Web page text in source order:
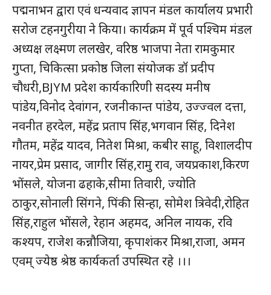
हमसे जुड़े
SUBSCRIBE NOW
क्विक लिंक्स
मुख्य पेज
पद्मनाभन द्वारा एवं धन्यवाद ज्ञापन मंडल कार्यालय प्रभारी
सरोज टहनगुरीया ने किया। कार्यक्रम में पूर्व पश्चिम मंडल
अध्यक्ष लक्ष्मण ललखेर, वरिष्ठ भाजपा नेता रामकुमार
गुप्ता, चिकित्सा प्रकोष्ठ जिला संयोजक डॉ प्रदीप
चौधरी,BJYM प्रदेश कार्यकारिणी सदस्य मनीष
पांडेय,विनोद देवांगन, रजनीकान्त पांडेय, उज्ज्वल दत्ता,
नवनीत हरदेल, महेंद्र प्रताप सिंह,भगवान सिंह, दिनेश
गौतम, महेंद्र यादव, नितेश मिश्रा, कबीर साहू, विशालदीप
नायर,प्रेम प्रसाद, जागीर सिंह,रामु राव, जयप्रकाश,किरण
भोंसले, योजना ढहाके,सीमा तिवारी, ज्योति
ठाकुर,सोनाली सिंगने, पिंकी सिन्हा, सोमेश त्रिवेदी,रोहित
सिंह,राहुल भोंसले, रेहान अहमद, अनिल नायक, रवि
कश्यप, राजेश कन्नौजिया, कृपाशंकर मिश्रा,राजा, अमन
एवम् ज्येष्ठ श्रेष्ठ कार्यकर्ता उपस्थित रहे ।।।